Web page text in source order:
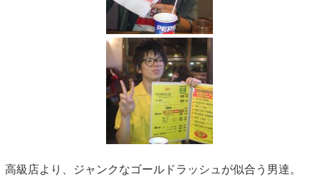
高級店より、ジャンクなゴールドラッシュが似合う男達。